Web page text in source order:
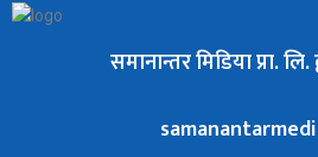
समानान्तर मिडिया प्रा. लि.